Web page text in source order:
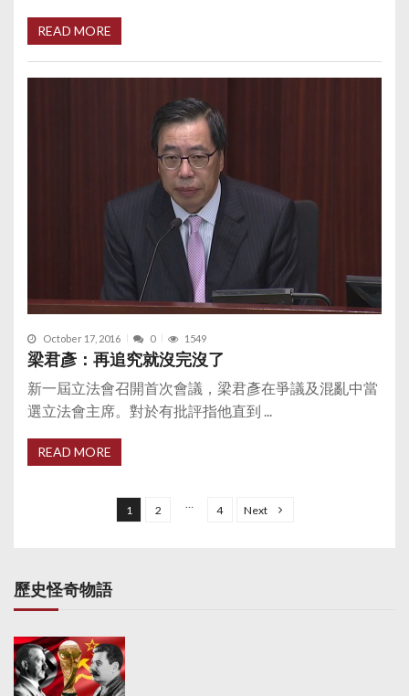
READ MORE
October 17, 2016 0 1549
梁君彥：再追究就沒完沒了
新一屆立法會召開首次會議，梁君彥在爭議及混亂中當
選立法會主席。對於有批評指他直到 ...
READ MORE
s
p
a
g
i
1 2 4 Next
歷史怪奇物語